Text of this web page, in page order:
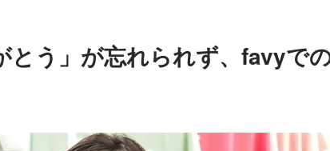
とう」が忘れられず、favyで